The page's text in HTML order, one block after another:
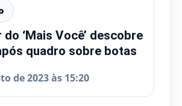
‘Mais Você’ descobre
quadro sobre botas
de 2023 às 15:20